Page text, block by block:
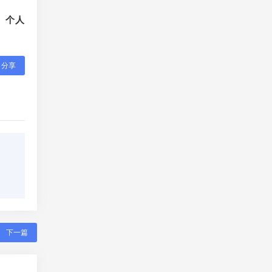
个人
分享
下一篇